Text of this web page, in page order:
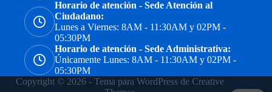
Horario de atención - Sede Atención al
Ciudadano:
Lunes a Viernes: 8AM - 11:30AM y 02PM -
05:30PM
Horario de atención - Sede Administrativa:
Únicamente Lunes: 8AM - 11:30AM y 02PM -
05:30PM
Copyright © 2026 - Tema para WordPress de Creative